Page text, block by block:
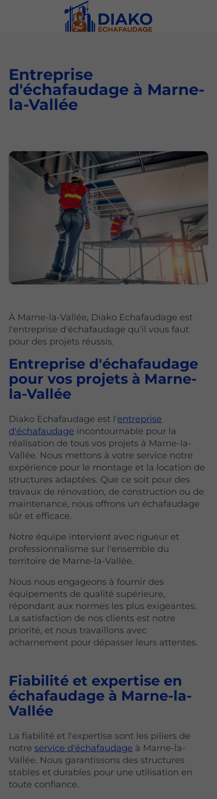
Entreprise
d'échafaudage à Marne-
la-Vallée
À Marne-la-Vallée, Diako Echafaudage est
l'entreprise d'échafaudage qu'il vous faut
pour des projets réussis.
Entreprise d'échafaudage
pour vos projets à Marne-
la-Vallée
Diako Echafaudage est l'entreprise
d'échafaudage incontournable pour la
réalisation de tous vos projets à Marne-la-
Vallée. Nous mettons à votre service notre
expérience pour le montage et la location de
structures adaptées. Que ce soit pour des
travaux de rénovation, de construction ou de
maintenance, nous offrons un échafaudage
sûr et efficace.
Notre équipe intervient avec rigueur et
professionnalisme sur l'ensemble du
territoire de Marne-la-Vallée.
Nous nous engageons à fournir des
équipements de qualité supérieure,
répondant aux normes les plus exigeantes.
La satisfaction de nos clients est notre
priorité, et nous travaillons avec
acharnement pour dépasser leurs attentes.
Fiabilité et expertise en
échafaudage à Marne-la-
Vallée
La fiabilité et l'expertise sont les piliers de
notreservice d'échafaudage à Marne-la-
Vallée. Nous garantissons des structures
stables et durables pour une utilisation en
toute confiance.